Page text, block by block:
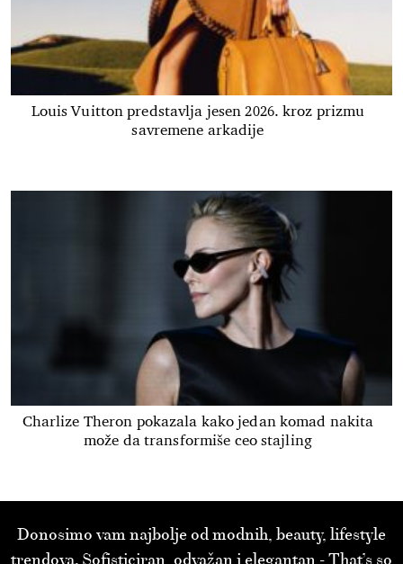
Louis Vuitton predstavlja jesen 2026. kroz prizmu
savremene arkadije
Charlize Theron pokazala kako jedan komad nakita
može da transformiše ceo stajling
Donosimo vam najbolje od modnih, beauty, lifestyle